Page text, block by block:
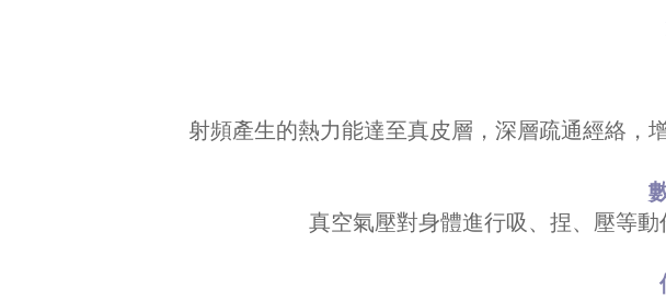
射頻產生的熱力能達至真皮層，深層疏通經絡，
真空氣壓對身體進行吸、捏、壓等